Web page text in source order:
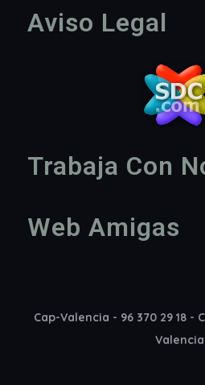
Aviso Legal
Trabaja Con
Web Amigas
Cap-Valencia - 96 370 29 18 -
Valencia